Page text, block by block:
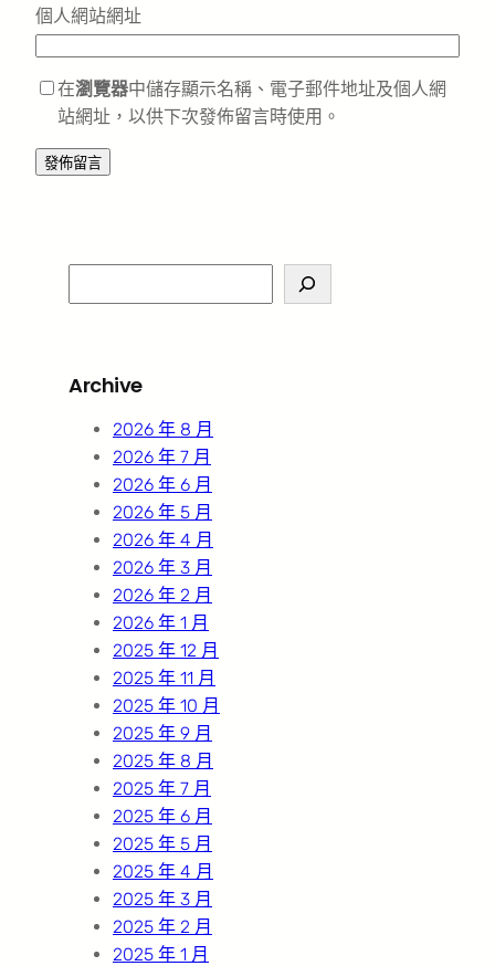
個人網站網址
在瀏覽器中儲存顯示名稱、電子郵件地址及個人網
站網址，以供下次發佈留言時使用。
e
c
Archive
2026 年 8 月
2026 年 7 月
2026 年 6 月
2026 年 5 月
2026 年 4 月
2026 年 3 月
2026 年 2 月
2026 年 1 月
2025 年 12 月
2025 年 11 月
2025 年 10 月
2025 年 9 月
2025 年 8 月
2025 年 7 月
2025 年 6 月
2025 年 5 月
2025 年 4 月
2025 年 3 月
2025 年 2 月
2025 年 1 月